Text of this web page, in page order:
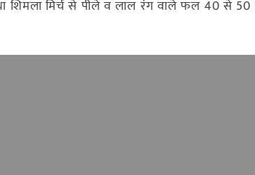
मिर्च से पीले व लाल रंग वाले फल 40 से 50